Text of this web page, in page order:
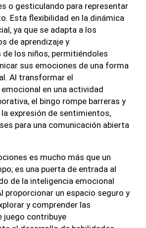
o gesticulando para representar
Esta flexibilidad en la dinámica
ya que se adapta a los
de aprendizaje y
los niños, permitiéndoles
sus emociones de una forma
Al transformar el
en una actividad
el bingo rompe barreras y
expresión de sentimientos,
para una comunicación abierta
es mucho más que un
es una puerta de entrada al
de la inteligencia emocional
proporcionar un espacio seguro y
y comprender las
juego contribuye